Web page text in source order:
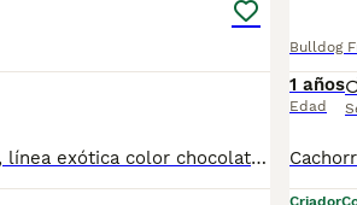
Cachorrito de bulldog francés Madrid, línea exótica color chocolate, se entrega con toda su documentación y contratos de garantía https://www.aguasdelcuenco.es/
Bulldog
1 años
Edad
Criador